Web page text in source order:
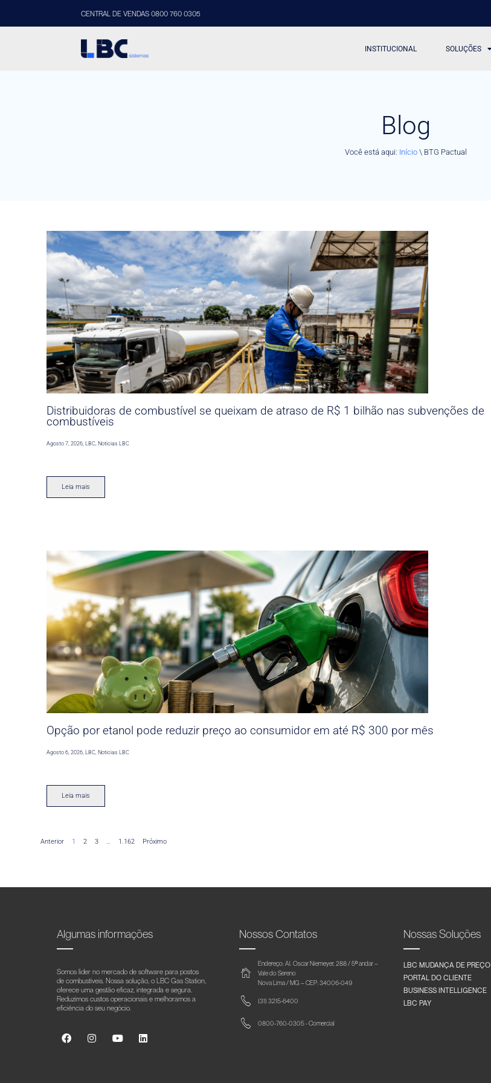
CENTRAL DE VENDAS 0800 760 0305
INSTITUCIONAL SOLUÇÕES
Blog
Você está aqui: Início \ BTG Pactual
Distribuidoras de combustível se queixam de atraso de R$ 1 bilhão nas subvenções de
combustíveis
Agosto 7, 2026,LBC,Noticias LBC
Leia mais
Opção por etanol pode reduzir preço ao consumidor em até R$ 300 por mês
Agosto 6, 2026 ,LBC Noticias LBC
Leia mais
Anterior 1 2 3 … 1.162 Próximo
Algumas informações
Somos líder no mercado de software para postos
de combustíveis. Nossa solução, o LBC Gas Station,
oferece uma gestão eficaz, integrada e segura.
Reduzimos custos operacionais e melhoramos a
eficiência do seu negócio.
Nossos Contatos
Endereço: Al. Oscar Niemeyer, 288 / 5º andar –
Vale do Sereno
Nova Lima / MG – CEP: 34006-049
(31) 3215-6400
0800-760-0305 - Comercial
Nossas Soluções
LBC MUDANÇA DE PREÇO
PORTAL DO CLIENTE
BUSINESS INTELLIGENCE
LBC PAY